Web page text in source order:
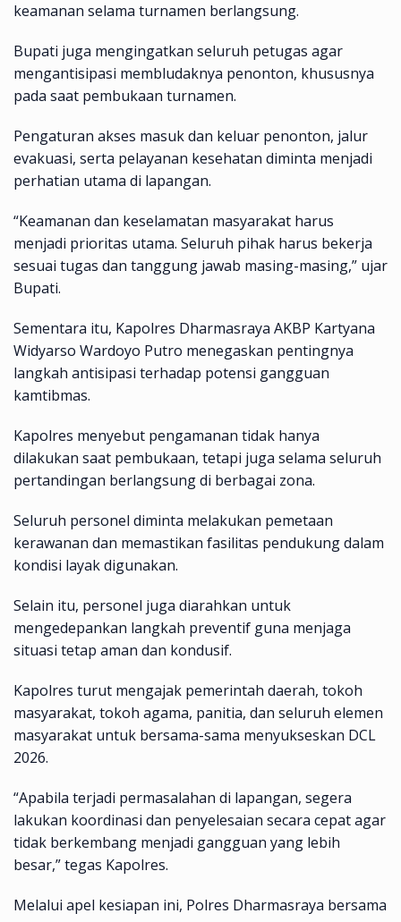
keamanan selama turnamen berlangsung.
Bupati juga mengingatkan seluruh petugas agar
mengantisipasi membludaknya penonton, khususnya
pada saat pembukaan turnamen.
Pengaturan akses masuk dan keluar penonton, jalur
evakuasi, serta pelayanan kesehatan diminta menjadi
perhatian utama di lapangan.
“Keamanan dan keselamatan masyarakat harus
menjadi prioritas utama. Seluruh pihak harus bekerja
sesuai tugas dan tanggung jawab masing-masing,” ujar
Bupati.
Sementara itu, Kapolres Dharmasraya AKBP Kartyana
Widyarso Wardoyo Putro menegaskan pentingnya
langkah antisipasi terhadap potensi gangguan
kamtibmas.
Kapolres menyebut pengamanan tidak hanya
dilakukan saat pembukaan, tetapi juga selama seluruh
pertandingan berlangsung di berbagai zona.
Seluruh personel diminta melakukan pemetaan
kerawanan dan memastikan fasilitas pendukung dalam
kondisi layak digunakan.
Selain itu, personel juga diarahkan untuk
mengedepankan langkah preventif guna menjaga
situasi tetap aman dan kondusif.
Kapolres turut mengajak pemerintah daerah, tokoh
masyarakat, tokoh agama, panitia, dan seluruh elemen
masyarakat untuk bersama-sama menyukseskan DCL
2026.
“Apabila terjadi permasalahan di lapangan, segera
lakukan koordinasi dan penyelesaian secara cepat agar
tidak berkembang menjadi gangguan yang lebih
besar,” tegas Kapolres.
Melalui apel kesiapan ini, Polres Dharmasraya bersama